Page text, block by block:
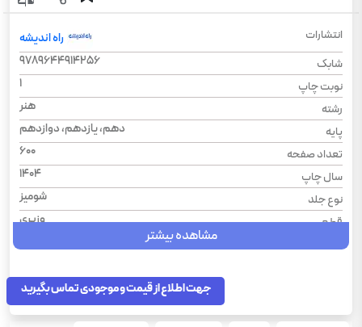
انتشارات
راه اندیشه
شابک
9789644914256
نوبت چاپ
1
رشته
هنر
پایه
دهم، یازدهم، دوازدهم
تعداد صفحه
600
سال چاپ
1404
نوع جلد
شومیز
قطع
وزیری
مشاهده بیشتر
جهت اطلاع از قیمت و موجودی تماس بگیرید